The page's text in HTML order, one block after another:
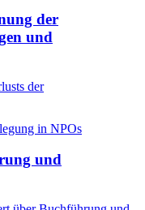
der
und
der
und